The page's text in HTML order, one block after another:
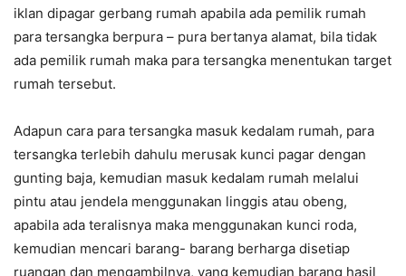
iklan dipagar gerbang rumah apabila ada pemilik rumah
para tersangka berpura – pura bertanya alamat, bila tidak
ada pemilik rumah maka para tersangka menentukan target
rumah tersebut.
Adapun cara para tersangka masuk kedalam rumah, para
tersangka terlebih dahulu merusak kunci pagar dengan
gunting baja, kemudian masuk kedalam rumah melalui
pintu atau jendela menggunakan linggis atau obeng,
apabila ada teralisnya maka menggunakan kunci roda,
kemudian mencari barang- barang berharga disetiap
ruangan dan mengambilnya, yang kemudian barang hasil